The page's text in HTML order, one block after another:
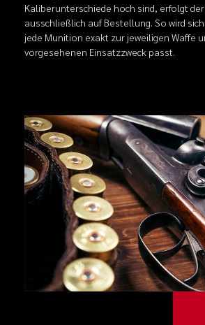
Kaliberunterschiede hoch sind, erfolgt
ausschließlich auf Bestellung. So wird
jede Munition exakt zur jeweiligen Waffe
vorgesehenen Einsatzzweck passt.